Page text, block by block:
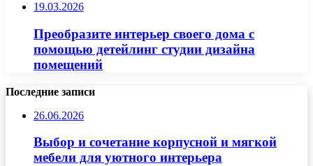
19.03.2026
Преобразите интерьер своего дома с
помощью детейлинг студии дизайна
помещений
Последние записи
26.06.2026
Выбор и сочетание корпусной и мягкой
мебели для уютного интерьера